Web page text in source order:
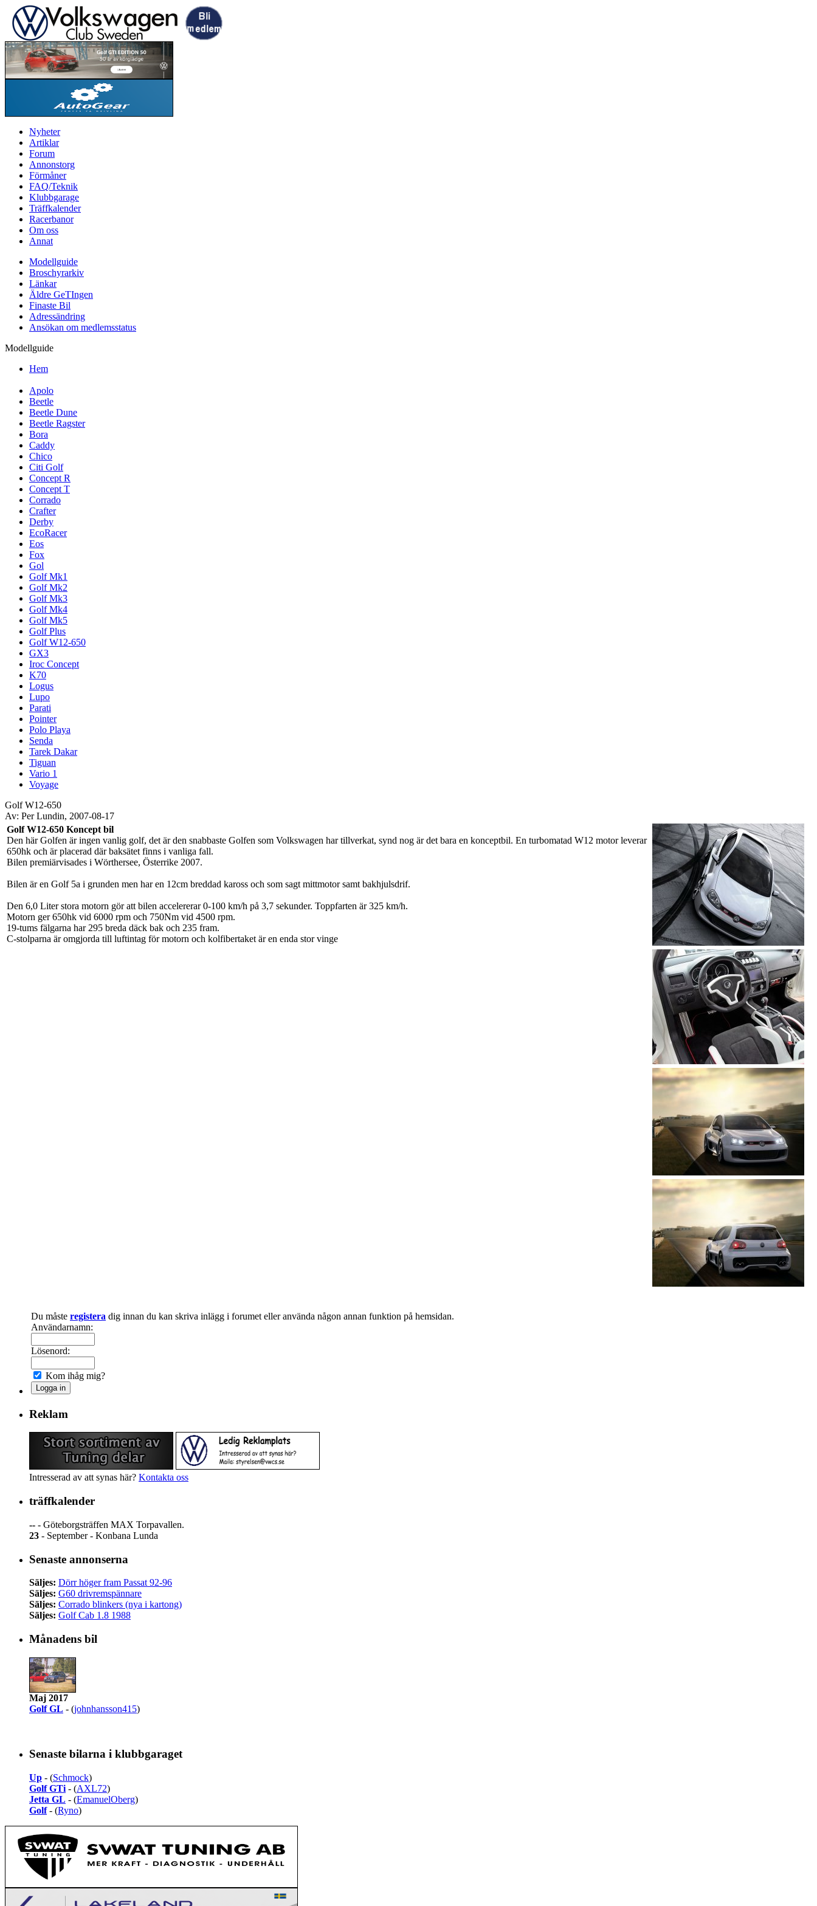
Nyheter
Artiklar
Forum
Annonstorg
Förmåner
FAQ/Teknik
Klubbgarage
Träffkalender
Racerbanor
Om oss
Annat
Modellguide
Broschyrarkiv
Länkar
Äldre GeTIngen
Finaste Bil
Adressändring
Ansökan om medlemsstatus
Modellguide
Hem
Apolo
Beetle
Beetle Dune
Beetle Ragster
Bora
Caddy
Chico
Citi Golf
Concept R
Concept T
Corrado
Crafter
Derby
EcoRacer
Eos
Fox
Gol
Golf Mk1
Golf Mk2
Golf Mk3
Golf Mk4
Golf Mk5
Golf Plus
Golf W12-650
GX3
Iroc Concept
K70
Logus
Lupo
Parati
Pointer
Polo Playa
Senda
Tarek Dakar
Tiguan
Vario 1
Voyage
Golf W12-650
Av: Per Lundin, 2007-08-17
Golf W12-650 Koncept bil
Den här Golfen är ingen vanlig golf, det är den snabbaste Golfen som Volkswagen har tillverkat, synd nog är det bara en konceptbil. En turbomatad W12 motor leverar
650hk och är placerad där baksätet finns i vanliga fall.
Bilen premiärvisades i Wörthersee, Österrike 2007.
Bilen är en Golf 5a i grunden men har en 12cm breddad kaross och som sagt mittmotor samt bakhjulsdrif.
Den 6,0 Liter stora motorn gör att bilen accelererar 0-100 km/h på 3,7 sekunder. Toppfarten är 325 km/h.
Motorn ger 650hk vid 6000 rpm och 750Nm vid 4500 rpm.
19-tums fälgarna har 295 breda däck bak och 235 fram.
C-stolparna är omgjorda till luftintag för motorn och kolfibertaket är en enda stor vinge
Du måste registera dig innan du kan skriva inlägg i forumet eller använda någon annan funktion på hemsidan.
Användarnamn:
Lösenord:
Kom ihåg mig?
Reklam
Intresserad av att synas här? Kontakta oss
träffkalender
-- - Göteborgsträffen MAX Torpavallen.
23 - September - Konbana Lunda
Senaste annonserna
Säljes: Dörr höger fram Passat 92-96
Säljes: G60 drivremspännare
Säljes: Corrado blinkers (nya i kartong)
Säljes: Golf Cab 1.8 1988
Månadens bil
Maj 2017
Golf GL - (johnhansson415)
Senaste bilarna i klubbgaraget
Up - (Schmock)
Golf GTi - (AXL72)
Jetta GL - (EmanuelOberg)
Golf- (Ryno)